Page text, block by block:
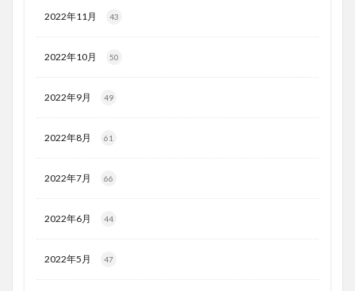
2022年11月 43
2022年10月 50
2022年9月 49
2022年8月 61
2022年7月 66
2022年6月 44
2022年5月 47